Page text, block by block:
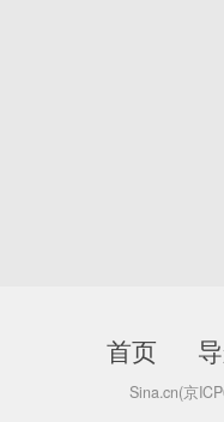
首页
Sina.cn(京